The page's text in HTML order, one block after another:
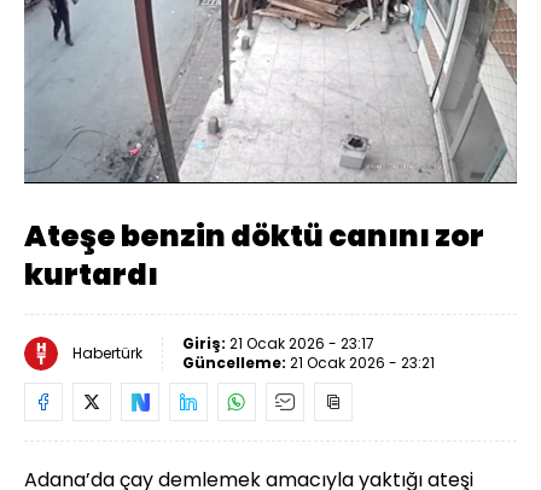
Sesi
Aç
Yüklendi:
100.00%
Oynatma
Hızı
Ateşe benzin döktü canını zor
kurtardı
Habertürk Giriş: 21 Ocak 2026 - 23:17
Güncelleme: 21 Ocak 2026 - 23:21
Adana’da çay demlemek amacıyla yaktığı ateşi